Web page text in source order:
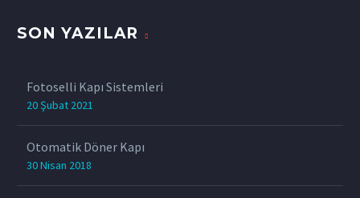
SON YAZILAR
Fotoselli Kapı Sistemleri
20 Şubat 2021
Otomatik Döner Kapı
30 Nisan 2018